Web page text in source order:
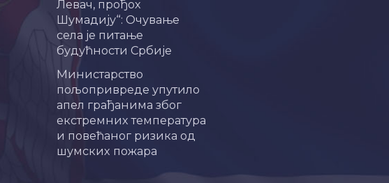
Левач, прођох
Шумадију“: Очување
села је питање
будућности Србије
Министарство
пољопривреде упутило
апел грађанима због
екстремних температура
и повећаног ризика од
шумских пожара